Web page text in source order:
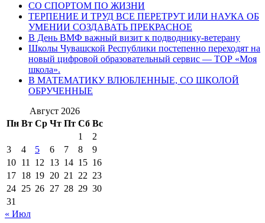
СО СПОРТОМ ПО ЖИЗНИ
ТЕРПЕНИЕ И ТРУД ВСЕ ПЕРЕТРУТ ИЛИ НАУКА ОБ
УМЕНИИ СОЗДАВАТЬ ПРЕКРАСНОЕ
В День ВМФ важный визит к подводнику-ветерану
Школы Чувашской Республики постепенно переходят на
новый цифровой образовательный сервис — ТОР «Моя
школа».
В МАТЕМАТИКУ ВЛЮБЛЕННЫЕ, СО ШКОЛОЙ
ОБРУЧЕННЫЕ
Август 2026
Пн Вт Ср Чт Пт Сб Вс
1
2
3
4 5 6 7 8
9
10 11 12 13 14 15 16
17 18 19 20 21 22 23
24 25 26 27 28 29 30
31
« Июл